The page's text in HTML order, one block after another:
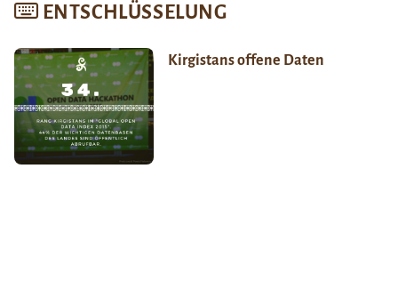
ENTSCHLÜSSELUNG
Kirgistans offene Daten